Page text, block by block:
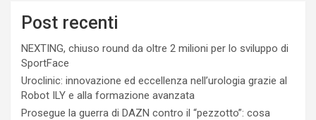
Post recenti
NEXTING, chiuso round da oltre 2 milioni per lo sviluppo di
SportFace
Uroclinic: innovazione ed eccellenza nell’urologia grazie al
Robot ILY e alla formazione avanzata
Prosegue la guerra di DAZN contro il “pezzotto”: cosa